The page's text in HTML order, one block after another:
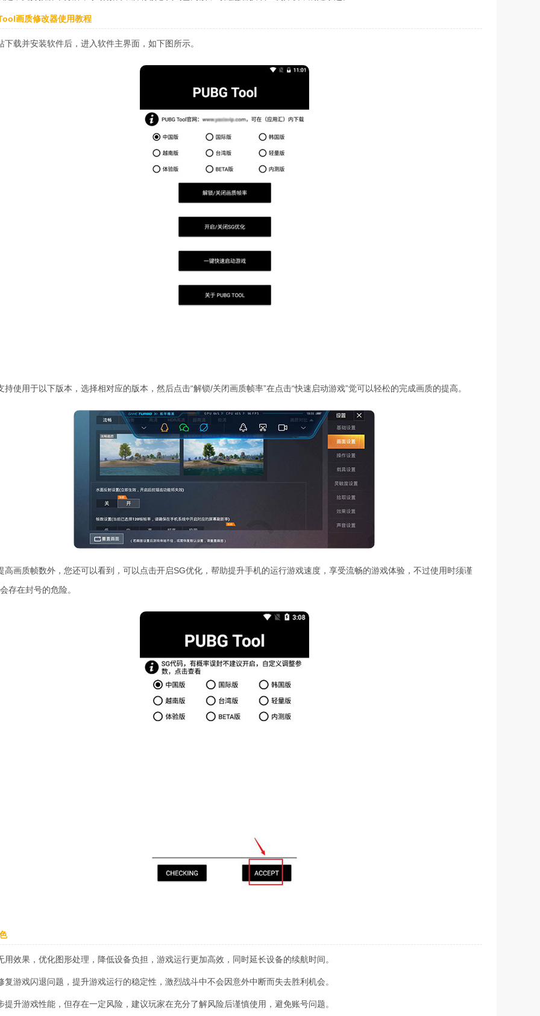
画质修改器使用教程
下载并安装软件后，进入软件主界面，如下图所示。
持使用于以下版本，选择相对应的版本，然后点击“解锁/关闭画质帧率”在点击“快速启动游戏”觉可以轻松的完成画质的提高。
高画质帧数外，您还可以看到，可以点击开启SG优化，帮助提升手机的运行游戏速度，享受流畅的游戏体验，不过使用时须谨
存在封号的危险。
用效果，优化图形处理，降低设备负担，游戏运行更加高效，同时延长设备的续航时间。
复游戏闪退问题，提升游戏运行的稳定性，激烈战斗中不会因意外中断而失去胜利机会。
提升游戏性能，但存在一定风险，建议玩家在充分了解风险后谨慎使用，避免账号问题。